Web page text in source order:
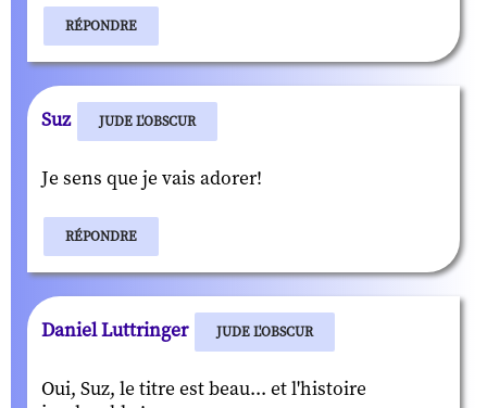
RÉPONDRE
Suz JUDE L'OBSCUR
Je sens que je vais adorer!
RÉPONDRE
Daniel Luttringer JUDE L'OBSCUR
Oui, Suz, le titre est beau... et l'histoire